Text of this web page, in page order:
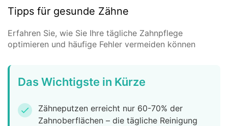
Tipps für gesunde Zähne
Erfahren Sie, wie Sie Ihre tägliche Zahnpflege
optimieren und häufige Fehler vermeiden können
Das Wichtigste in Kürze
check
Zähneputzen erreicht nur 60-70% der
Zahnoberflächen – die tägliche Reinigung